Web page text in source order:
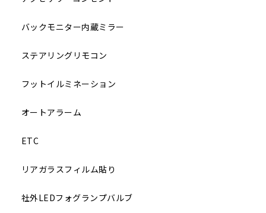
バックモニター内蔵ミラー
ステアリングリモコン
フットイルミネーション
オートアラーム
ETC
リアガラスフィルム貼り
社外LEDフォグランプバルブ